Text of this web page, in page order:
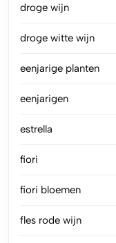
droge wijn
droge witte wijn
eenjarige planten
eenjarigen
estrella
fiori
fiori bloemen
fles rode wijn